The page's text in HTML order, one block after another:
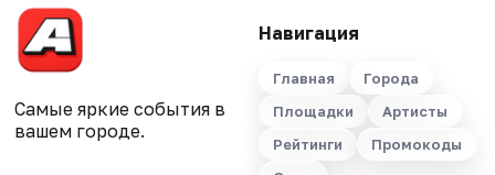
Самые яркие события в
вашем городе.
Навигация
Главная
Города
Площадки
Артисты
Рейтинги
Промокоды